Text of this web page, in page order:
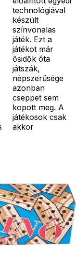
technológiával
készült
színvonalas
játék. Ezt a
játékot már
ősidők óta
játszák,
népszerűsége
azonban
cseppet sem
kopott meg. A
játékosok csak
akkor
azt kapcsolni
tudják a sor
végén található
értékhez. Az
egyszerű de
izgalmas játék
elemeit egy fa